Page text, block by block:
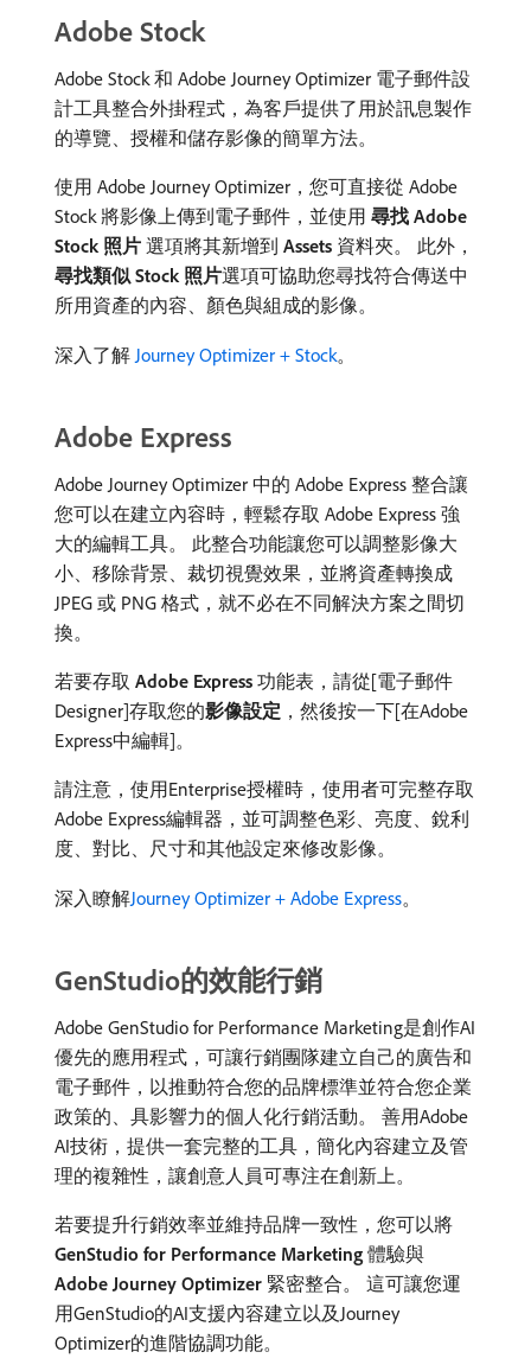
Adobe Stock
Adobe Stock 和 Adobe Journey Optimizer 電子郵件設
計工具整合外掛程式，為客戶提供了用於訊息製作
的導覽、授權和儲存影像的簡單方法。
使用 Adobe Journey Optimizer，您可直接從 Adobe
Stock 將影像上傳到電子郵件，並使用​ 尋找 Adobe
Stock 照片 ​選項將其新增到 Assets 資料夾。 此外，
尋找類似 Stock 照片​選項可協助您尋找符合傳送中
所用資產的內容、顏色與組成的影像。
深入了解 Journey Optimizer + Stock。
Adobe Express
Adobe Journey Optimizer 中的 Adobe Express 整合讓
您可以在建立內容時，輕鬆存取 Adobe Express 強
大的編輯工具。 此整合功能讓您可以調整影像大
小、移除背景、裁切視覺效果，並將資產轉換成
JPEG 或 PNG 格式，就不必在不同解決方案之間切
換。
若要存取​ Adobe Express ​功能表，請從[電子郵件
Designer]存取您的​影像設定 ，然後按一下[在Adobe
Express中編輯]​。
請注意，使用Enterprise授權時，使用者可完整存取
Adobe Express編輯器，並可調整色彩、亮度、銳利
度、對比、尺寸和其他設定來修改影像。
深入瞭解Journey Optimizer + Adobe Express。
GenStudio的效能行銷
Adobe GenStudio for Performance Marketing是創作AI
優先的應用程式，可讓行銷團隊建立自己的廣告和
電子郵件，以推動符合您的品牌標準並符合您企業
政策的、具影響力的個人化行銷活動。 善用Adobe
AI技術，提供一套完整的工具，簡化內容建立及管
理的複雜性，讓創意人員可專注在創新上。
若要提升行銷效率並維持品牌一致性，您可以將​
GenStudio for Performance Marketing ​體驗與​
Adobe Journey Optimizer ​緊密整合。 這可讓您運
用GenStudio的AI支援內容建立以及Journey
Optimizer的進階協調功能。